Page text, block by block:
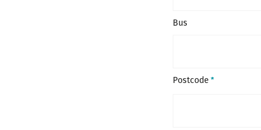
Bus
Postcode